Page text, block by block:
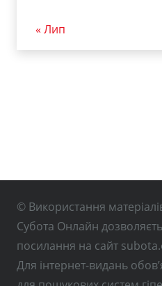
« Лип
© Використання
Субота Онлайн
посилання на сайт
Для інтернет-видань